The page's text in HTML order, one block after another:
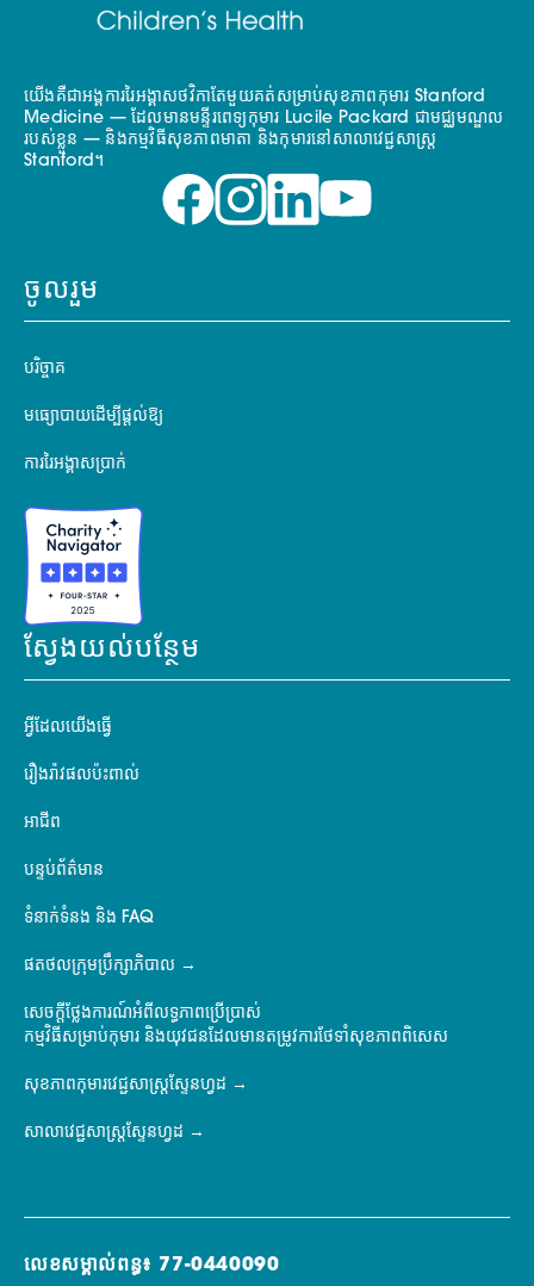
យើងគឺជាអង្គការរៃអង្គាសថវិកាតែមួយគត់សម្រាប់សុខភាពកុមារ Stanford
Medicine — ដែលមានមន្ទីរពេទ្យកុមារ Lucile Packard ជាមជ្ឈមណ្ឌល
របស់ខ្លួន — និងកម្មវិធីសុខភាពមាតា និងកុមារនៅសាលាវេជ្ជសាស្ត្រ
Stanford។
ចូលរួម
បរិច្ចាគ
មធ្យោបាយដើម្បីផ្តល់ឱ្យ
ការរៃអង្គាសប្រាក់
ស្វែងយល់បន្ថែម
អ្វីដែលយើងធ្វើ
រឿងរ៉ាវផលប៉ះពាល់
អាជីព
បន្ទប់ព័ត៌មាន
ទំនាក់ទំនង និង FAQ
ផតថលក្រុមប្រឹក្សាភិបាល
សេចក្តីថ្លែងការណ៍អំពីលទ្ធភាពប្រើប្រាស់
កម្មវិធីសម្រាប់កុមារ និងយុវជនដែលមានតម្រូវការថែទាំសុខភាពពិសេស
សុខភាពកុមារវេជ្ជសាស្ត្រស្ទែនហ្វដ
សាលាវេជ្ជសាស្ត្រស្ទែនហ្វដ
លេខសម្គាល់ពន្ធ៖ 77-0440090